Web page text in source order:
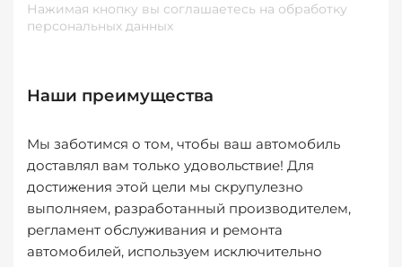
Нажимая кнопку вы соглашаетесь на обработку
персональных данных
Наши преимущества
Мы заботимся о том, чтобы ваш автомобиль
доставлял вам только удовольствие! Для
достижения этой цели мы скрупулезно
выполняем, разработанный производителем,
регламент обслуживания и ремонта
автомобилей, используем исключительно